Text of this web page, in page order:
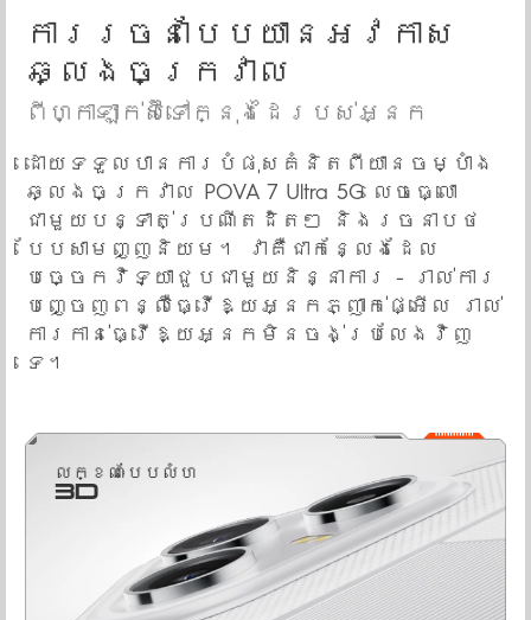
ការរចនាបែបយានអវកាស
ឆ្លងចក្រវាល
ពីហ្កាឡាក់ស៊ីទៅក្នុងដៃរបស់អ្នក
ដោយទទួលបានការបំផុសគំនិតពីយានចម្បាំង
ឆ្លងចក្រវាល POVA 7 Ultra 5G លេចធ្លោ
ជាមួយបន្ទាត់ប្រណីតដិតៗ និងរចនាបថ
បែបសាមញ្ញនិយម។ វាគឺជាកន្លែងដែល
បច្ចេកវិទ្យាជួបជាមួយនិន្នាការ - រាល់ការ
បញ្ចេញពន្លឺធ្វើឱ្យអ្នកភ្ញាក់ផ្អើល រាល់
ការកាន់ធ្វើឱ្យអ្នកមិនចង់ប្រលែងវិញ
ទេ។
លក្ខណៈបែបលំហ
3D